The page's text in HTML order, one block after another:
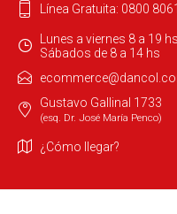
Línea Gratuita: 0800 8061
Lunes a viernes 8 a 19 hs
Sábados de 8 a 14 hs
Gustavo Gallinal 1733
(esq. Dr. José María Penco)
¿Cómo llegar?